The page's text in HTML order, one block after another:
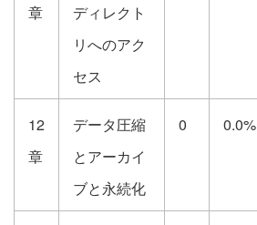
章
ディレクト
リへのアク
セス
12
章
データ圧縮
とアーカイ
ブと永続化
0 0.0%